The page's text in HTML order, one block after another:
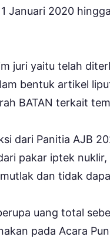
Januari 2020
juri yaitu telah
bentuk artikel
BATAN terkait
dari Panitia AJB
pakar iptek
dan tidak
uang total
pada Acara